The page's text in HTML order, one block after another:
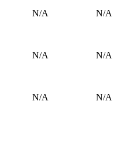
N/A N/A
N/A N/A
N/A N/A